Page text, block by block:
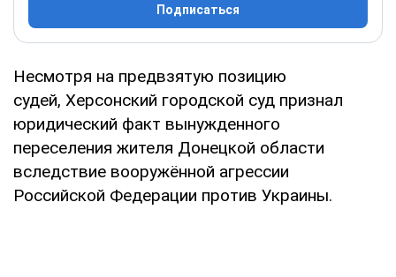
Подписаться
Несмотря на предвзятую позицию
судей, Херсонский городской суд признал
юридический факт вынужденного
переселения жителя Донецкой области
вследствие вооружённой агрессии
Российской Федерации против Украины.